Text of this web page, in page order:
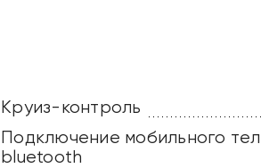
Круиз-контроль
Подключение мобильного
bluetooth